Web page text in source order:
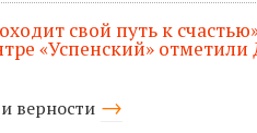
свой путь к
«Успенский»
верности